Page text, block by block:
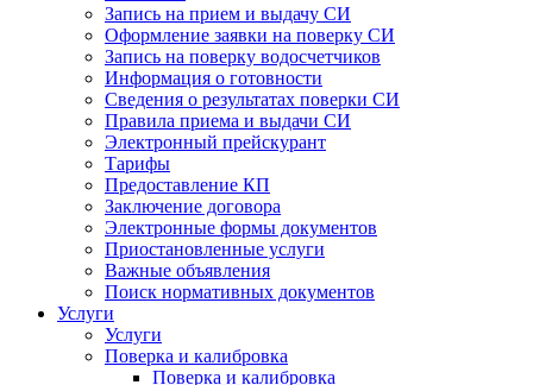
Запись на прием и выдачу СИ
Оформление заявки на поверку СИ
Запись на поверку водосчетчиков
Информация о готовности
Сведения о результатах поверки СИ
Правила приема и выдачи СИ
Электронный прейскурант
Тарифы
Предоставление КП
Заключение договора
Электронные формы документов
Приостановленные услуги
Важные объявления
Поиск нормативных документов
Услуги
Услуги
Поверка и калибровка
Поверка и калибровка